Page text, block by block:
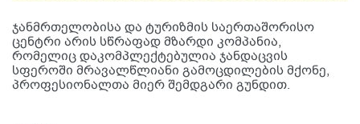
ჯანმრთელობისა და ტურიზმის საერთაშორისო
ცენტრი არის სწრაფად მზარდი კომპანია,
რომელიც დაკომპლექტებულია ჯანდაცვის
სფეროში მრავალწლიანი გამოცდილების მქონე,
პროფესიონალთა მიერ შემდგარი გუნდით.